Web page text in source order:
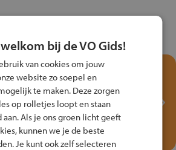
Test je kennis met het
Fiets Veilig
Verkeersspel!
Speel het Fiets Veilig Verkeersspel
en win een Cortina-fiets!
bij de VO Gids!
van cookies om jouw
website zo soepel en
te maken. Deze zorgen
op rolletjes loopt en staan
Als je ons groen licht geeft
kunnen we je de beste
Je kunt ook zelf selecteren